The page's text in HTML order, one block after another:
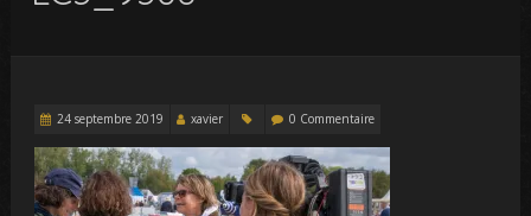
24 septembre 2019 xavier 0 Commentaire